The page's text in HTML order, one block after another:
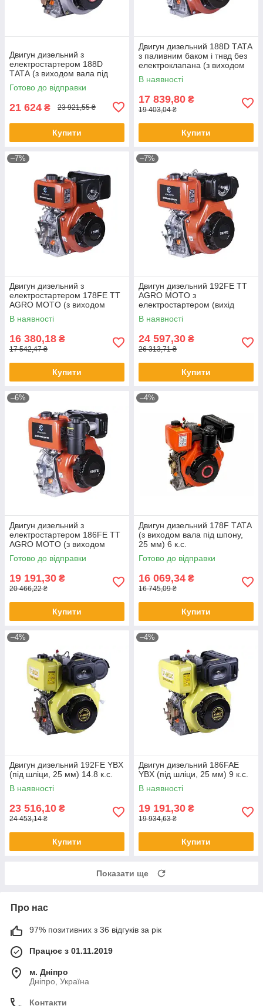
Двигун дизельний з
електростартером 188D
ТАТА (з виходом вала під
конус) 11 к.с.
Готово до відправки
21 624 ₴ 23 921,55 ₴
Купити
Двигун дизельний 188D ТАТА
з паливним баком і тнвд без
електроклапана (з виходом
вала під шліц, 25 мм) 11
В наявності
17 839,80 ₴
19 403,04 ₴
Купити
–7%
Двигун дизельний з
електростартером 178FE TT
AGRO MOTO (з виходом
вала під конус) 6 л.
В наявності
16 380,18 ₴
17 542,47 ₴
Купити
–7%
Двигун дизельний 192FE TT
AGRO MOTO з
електростартером (вихід
вала під шліци, 25 мм) 14,8
к.с.
В наявності
24 597,30 ₴
26 313,71 ₴
Купити
–6%
Двигун дизельний з
електростартером 186FE TT
AGRO MOTO (з виходом
вала під шліци, 25 мм) 9 л.
Готово до відправки
19 191,30 ₴
20 466,22 ₴
Купити
–4%
Двигун дизельний 178F ТАТА
(з виходом вала під шпону,
25 мм) 6 к.с.
Готово до відправки
16 069,34 ₴
16 745,09 ₴
Купити
–4%
Двигун дизельний 192FE YBX
(під шліци, 25 мм) 14.8 к.с.
В наявності
23 516,10 ₴
24 453,14 ₴
Купити
–4%
Двигун дизельний 186FAE
YBX (під шліци, 25 мм) 9 к.с.
В наявності
19 191,30 ₴
19 934,63 ₴
Купити
Показати ще
Про нас
97% позитивних з 36 відгуків за рік
Працює з 01.11.2019
м. Дніпро
Дніпро, Україна
Контакти